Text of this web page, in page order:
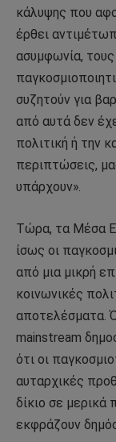
κάλυψης που
έρθει
ασυμφωνία, τους
συζητούν για
από αυτά δεν
πολιτική ή την
περιπτώσεις,
υπάρχουν».
Τώρα, τα Μέσα
ίσως οι
από μια μικρή
κοινωνικές
αποτελέσματα.
mainstream
ότι οι
αυταρχικές
δίκιο σε
εκφράζουν